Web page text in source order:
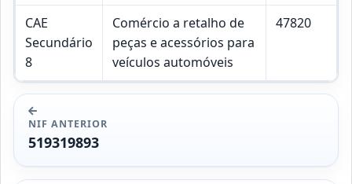
CAE
Secundário
8
Comércio a retalho de
peças e acessórios para
veículos automóveis
47820
NIF ANTERIOR
519319893